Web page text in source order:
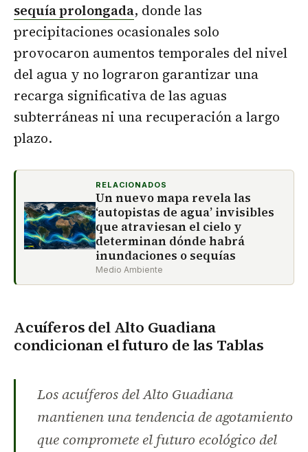
sequía prolongada, donde las
precipitaciones ocasionales solo
provocaron aumentos temporales del nivel
del agua y no lograron garantizar una
recarga significativa de las aguas
subterráneas ni una recuperación a largo
plazo.
RELACIONADOS
Un nuevo mapa revela las
‘autopistas de agua’ invisibles
que atraviesan el cielo y
determinan dónde habrá
inundaciones o sequías
Medio Ambiente
Acuíferos del Alto Guadiana
condicionan el futuro de las Tablas
Los acuíferos del Alto Guadiana
mantienen una tendencia de agotamiento
que compromete el futuro ecológico del